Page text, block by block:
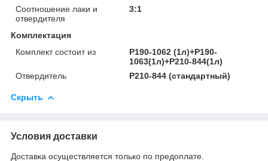
Соотношение лаки и
отвердителя
3:1
Комплектация
Комплект состоит из
P190-1062 (1л)+P190-
1063(1л)+P210-844(1л)
Отвердитель
P210-844 (стандартный)
Скрыть
Условия доставки
Доставка осуществляется только по предоплате.